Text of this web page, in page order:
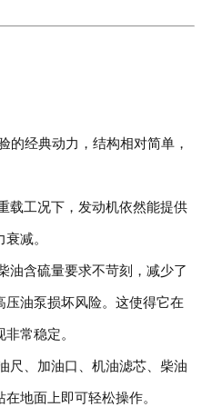
的经典动力，结构相对简单，
载工况下，发动机依然能提供
减。
油含硫量要求不苛刻，减少了
油泵损坏风险。这使得它在
常稳定。
尺、加油口、机油滤芯、柴油
地面上即可轻松操作。